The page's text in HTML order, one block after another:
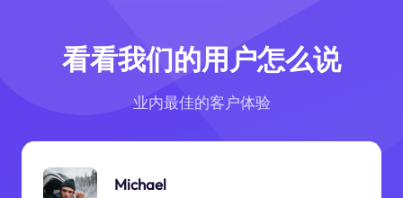
看看我们的用户怎么说
业内最佳的客户体验
Michael